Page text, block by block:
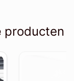
producten